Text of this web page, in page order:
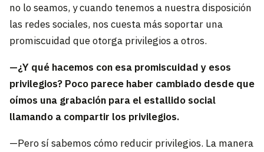
no lo seamos, y cuando tenemos a nuestra disposición
las redes sociales, nos cuesta más soportar una
promiscuidad que otorga privilegios a otros.
—¿Y qué hacemos con esa promiscuidad y esos
privilegios? Poco parece haber cambiado desde que
oímos una grabación para el estallido social
llamando a compartir los privilegios.
—Pero sí sabemos cómo reducir privilegios. La manera